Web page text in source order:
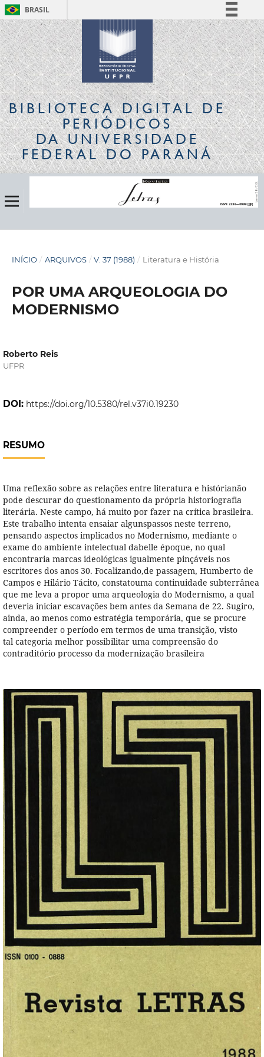
BRASIL
Simplifique!
Comunica BR
Participe
Acesso à informação
Legislação
Canais
BIBLIOTECA DIGITALDE
PERIÓDICOS
DA UNIVERSIDADE
FEDERAL DO PARANÁ
INÍCIO / ARQUIVOS / V. 37 (1988) / Literatura e História
POR UMA ARQUEOLOGIA DO
MODERNISMO
Roberto Reis
UFPR
DOI: https://doi.org/10.5380/rel.v37i0.19230
RESUMO
Uma reflexão sobre as relações entre literatura e histórianão
pode descurar do questionamento da própria historiografia
literária. Neste campo, há muito por fazer na crítica brasileira.
Este trabalho intenta ensaiar algunspassos neste terreno,
pensando aspectos implicados no Modernismo, mediante o
exame do ambiente intelectual dabelle époque, no qual
encontraria marcas ideológicas igualmente pinçáveis nos
escritores dos anos 30. Focalizando,de passagem, Humberto de
Campos e Hilário Tácito, constatouma continuidade subterrânea
que me leva a propor uma arqueologia do Modernismo, a qual
deveria iniciar escavações bem antes da Semana de 22. Sugiro,
ainda, ao menos como estratégia temporária, que se procure
compreender o período em termos de uma transição, visto
tal categoria melhor possibilitar uma compreensão do
contraditório processo da modernização brasileira